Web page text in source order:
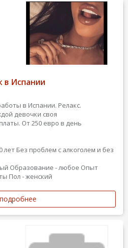
в Испании
в Испании. Релакс.
девочки своя
От 250 евро в день
Без проблем с алкоголем и без
Образование - любое Опыт
Пол - женский
подробнее